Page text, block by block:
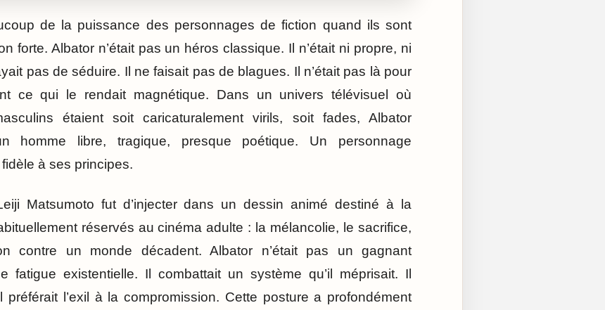
de la puissance des personnages de fiction quand ils sont
forte. Albator n’était pas un héros classique. Il n’était ni propre, ni
pas de séduire. Il ne faisait pas de blagues. Il n’était pas là pour
ce qui le rendait magnétique. Dans un univers télévisuel où
étaient soit caricaturalement virils, soit fades, Albator
homme libre, tragique, presque poétique. Un personnage
à ses principes.
Matsumoto fut d’injecter dans un dessin animé destiné à la
réservés au cinéma adulte : la mélancolie, le sacrifice,
contre un monde décadent. Albator n’était pas un gagnant
fatigue existentielle. Il combattait un système qu’il méprisait. Il
préférait l’exil à la compromission. Cette posture a profondément